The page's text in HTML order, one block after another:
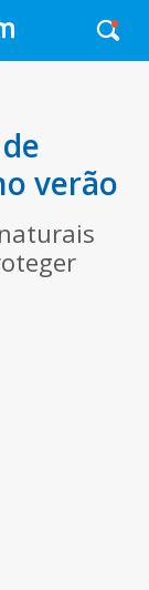
verão